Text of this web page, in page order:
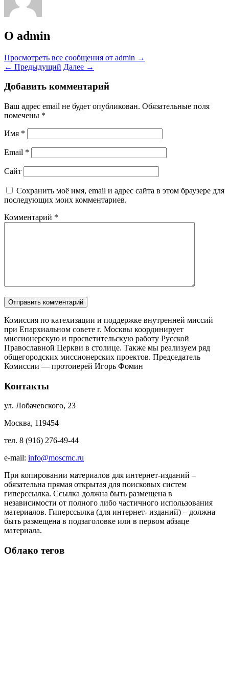
О admin
Просмотреть все сообщения от admin →
← Предыдущий Далее →
Добавить комментарий
Ваш адрес email не будет опубликован. Обязательные поля
помечены *
Имя *
Email *
Сайт
Сохранить моё имя, email и адрес сайта в этом браузере для
последующих моих комментариев.
Комментарий *
Комиссия по катехизации и поддержке внутренней миссий
при Епархиальном совете г. Москвы координирует
миссионерскую и просветительскую работу Русской
Православной Церкви в столице. Также мы реализуем ряд
общегородских миссионерских проектов. Председатель
Комиссии — протоиерей Игорь Фомин
Контакты
ул. Лобачевского, 23
Москва, 119454
тел. 8 (916) 276-49-44
e-mail: info@moscmc.ru
При копировании материалов для интернет-изданий –
обязательна прямая открытая для поисковых систем
гиперссылка. Ссылка должна быть размещена в
независимости от полного либо частичного использования
материалов. Гиперссылка (для интернет- изданий) – должна
быть размещена в подзаголовке или в первом абзаце
материала.
Облако тегов